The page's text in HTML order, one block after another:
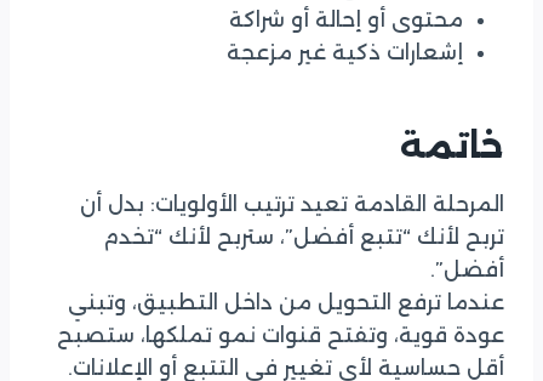
محتوى أو إحالة أو شراكة
إشعارات ذكية غير مزعجة
خاتمة
المرحلة القادمة تعيد ترتيب الأولويات: بدل أن
تربح لأنك “تتبع أفضل”، ستربح لأنك “تخدم
أفضل”.
عندما ترفع التحويل من داخل التطبيق، وتبني
عودة قوية، وتفتح قنوات نمو تملكها، ستصبح
أقل حساسية لأي تغيير في التتبع أو الإعلانات.